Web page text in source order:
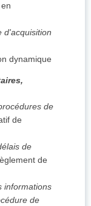
d'acquisition
dynamique
de
de
de
de
informations
de